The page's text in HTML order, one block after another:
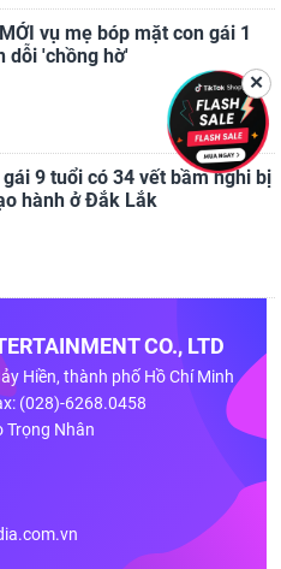
vụ mẹ bóp mặt con gái 1
dỗi 'chồng hờ'
gái 9 tuổi có 34 vết bầm nghi bị
hành ở Đắk Lắk
CO., LTD
Hiền, thành phố Hồ Chí Minh
(028)-6268.0458
Trọng Nhân
✕